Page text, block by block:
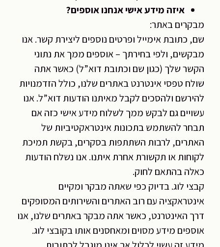
איזה מידע אישי אנחנו אוספים?
מבקרים באתר:
שם, כתובת אימייל ופרטים נוספים ליצירת קשר. אנו
מבקשים, ולפי בחירתך – אוספים ממך את נתוני
הקשר שלך (כגון שם וכתובת דוא”ל) כאשר אתה
שולח טפסי אינטרנט באתרים שלנו, כולל הזדמנויות
להירשם ולהסכים לקבל מאיתנו הודעות דוא”ל. אנו
עשויים גם לבקש ממך לשלוח מידע אישי כזה אם
תבחר להשתמש בתכונות אינטראקטיביות של
האתרים, לרבות השתתפות בסקרים, בקשת תמיכת
לקוחות או תקשורת אחרת איתנו. אנו נשלח הודעות
כאלה בהתאם לחוק.
קבצי לוג. בדיוק כפי שאתה מבקר ומקיים
אינטראקציה עם רוב האתרים והשירותים המסופקים
דרך האינטרנט, כאשר אתה מבקר באתרים שלנו, אנו
אוספים מידע מסוים ומאחסנים אותו בקובצי לוג.